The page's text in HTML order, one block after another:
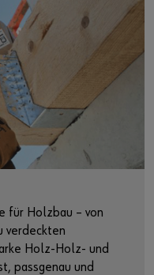
für Holzbau – von
verdeckten
Holz-Holz- und
passgenau und